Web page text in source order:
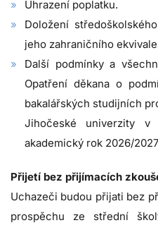
Uhrazení poplatku.
Doložení
jeho zahraničního
Další podmínky a
Opatření děkana o
bakalářských studijních
Jihočeské univerzity v
akademický rok 2026/
Přijetí bez přijímacích
Uchazeči budou přijati bez
prospěchu ze střední